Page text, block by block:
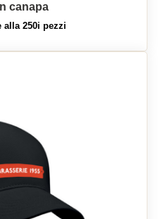
canapa
alla 250i pezzi